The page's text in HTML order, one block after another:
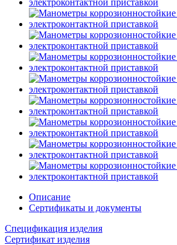
Описание
Сертификаты и документы
Спецификация изделия
Сертификат изделия